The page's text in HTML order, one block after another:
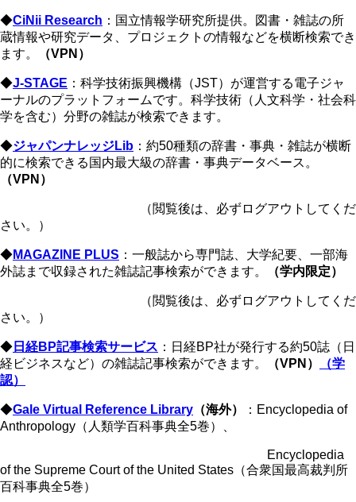
◆CiNii Research ：国立情報学研究所提供。図書・雑誌の所
蔵情報や研究データ、プロジェクトの情報などを横断検索でき
ます。
（VPN）
◆J-STAGE ：科学技術振興機構（JST）​​が運営する電子ジャ
ーナルのプラットフォームです。科学技術（人文科学・社会科
学を含む）分野の雑誌が検索できます。
◆ジャパンナレッジLib ：約50種類の辞書・事典・雑誌が横断
的に検索できる国内最大級の辞書・事典データベース。
（VPN）
（閲覧後は、必ずログアウトしてくだ
さい。）
◆MAGAZINE PLUS ：一般誌から専門誌、大学紀要、一部海
外誌まで収録された雑誌記事検索ができます。
（学内限定）
（閲覧後は、必ずログアウトしてくだ
さい。）
◆ 日経BP記事検索サービス ：日経BP社が発行する約50誌（日
経ビジネスなど）の雑誌記事検索ができます。
（VPN）
（学
認）
◆Gale Virtual Reference Library （海外）
：Encyclopedia of
Anthropology（人類学百科事典全5巻）、
Encyclopedia
of the Supreme Court of the United States（合衆国最高裁判所
百科事典全5巻）